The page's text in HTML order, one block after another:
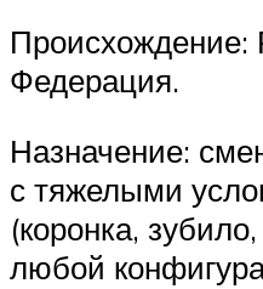
Происхождение:
Федерация.
Назначение:
с тяжелыми
(коронка,
любой